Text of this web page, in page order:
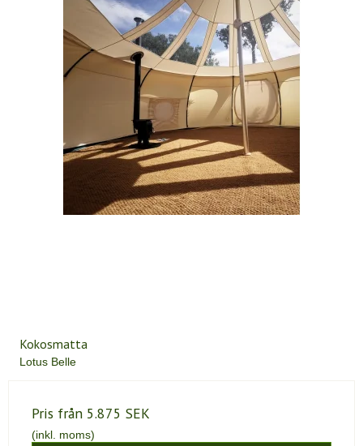
Kokosmatta
Lotus Belle
Pris från 5.875 SEK
(inkl. moms)